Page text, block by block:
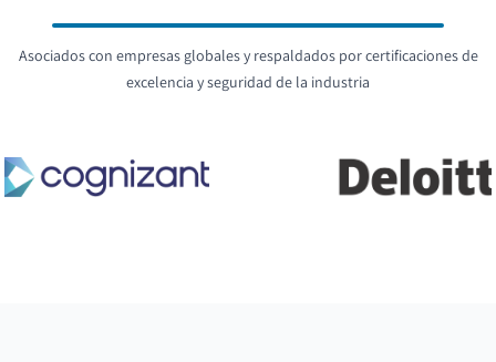
Asociados con empresas globales y respaldados por certificaciones de
excelencia y seguridad de la industria